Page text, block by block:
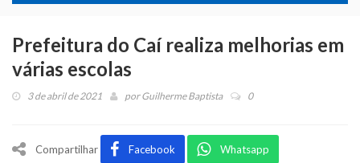
Prefeitura do Caí realiza melhorias em
várias escolas
3 de abril de 2021 porGuilherme Baptista 0
Compartilhar Facebook Whatsapp